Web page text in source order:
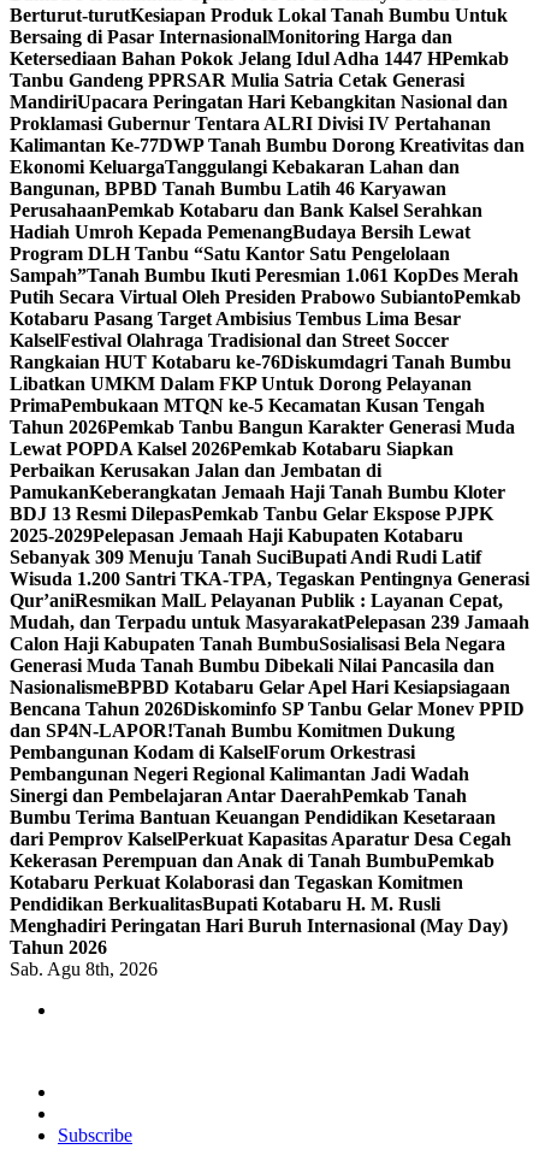
Berturut-turutKesiapan Produk Lokal Tanah Bumbu Untuk
Bersaing di Pasar InternasionalMonitoring Harga dan
Ketersediaan Bahan Pokok Jelang Idul Adha 1447 HPemkab
Tanbu Gandeng PPRSAR Mulia Satria Cetak Generasi
MandiriUpacara Peringatan Hari Kebangkitan Nasional dan
Proklamasi Gubernur Tentara ALRI Divisi IV Pertahanan
Kalimantan Ke-77DWP Tanah Bumbu Dorong Kreativitas dan
Ekonomi KeluargaTanggulangi Kebakaran Lahan dan
Bangunan, BPBD Tanah Bumbu Latih 46 Karyawan
PerusahaanPemkab Kotabaru dan Bank Kalsel Serahkan
Hadiah Umroh Kepada PemenangBudaya Bersih Lewat
Program DLH Tanbu “Satu Kantor Satu Pengelolaan
Sampah”Tanah Bumbu Ikuti Peresmian 1.061 KopDes Merah
Putih Secara Virtual Oleh Presiden Prabowo SubiantoPemkab
Kotabaru Pasang Target Ambisius Tembus Lima Besar
KalselFestival Olahraga Tradisional dan Street Soccer
Rangkaian HUT Kotabaru ke-76Diskumdagri Tanah Bumbu
Libatkan UMKM Dalam FKP Untuk Dorong Pelayanan
PrimaPembukaan MTQN ke-5 Kecamatan Kusan Tengah
Tahun 2026Pemkab Tanbu Bangun Karakter Generasi Muda
Lewat POPDA Kalsel 2026Pemkab Kotabaru Siapkan
Perbaikan Kerusakan Jalan dan Jembatan di
PamukanKeberangkatan Jemaah Haji Tanah Bumbu Kloter
BDJ 13 Resmi DilepasPemkab Tanbu Gelar Ekspose PJPK
2025-2029Pelepasan Jemaah Haji Kabupaten Kotabaru
Sebanyak 309 Menuju Tanah SuciBupati Andi Rudi Latif
Wisuda 1.200 Santri TKA-TPA, Tegaskan Pentingnya Generasi
Qur’aniResmikan MalL Pelayanan Publik : Layanan Cepat,
Mudah, dan Terpadu untuk MasyarakatPelepasan 239 Jamaah
Calon Haji Kabupaten Tanah BumbuSosialisasi Bela Negara
Generasi Muda Tanah Bumbu Dibekali Nilai Pancasila dan
NasionalismeBPBD Kotabaru Gelar Apel Hari Kesiapsiagaan
Bencana Tahun 2026Diskominfo SP Tanbu Gelar Monev PPID
dan SP4N-LAPOR!Tanah Bumbu Komitmen Dukung
Pembangunan Kodam di KalselForum Orkestrasi
Pembangunan Negeri Regional Kalimantan Jadi Wadah
Sinergi dan Pembelajaran Antar DaerahPemkab Tanah
Bumbu Terima Bantuan Keuangan Pendidikan Kesetaraan
dari Pemprov KalselPerkuat Kapasitas Aparatur Desa Cegah
Kekerasan Perempuan dan Anak di Tanah BumbuPemkab
Kotabaru Perkuat Kolaborasi dan Tegaskan Komitmen
Pendidikan BerkualitasBupati Kotabaru H. M. Rusli
Menghadiri Peringatan Hari Buruh Internasional (May Day)
Tahun 2026
Sab. Agu 8th, 2026
Subscribe